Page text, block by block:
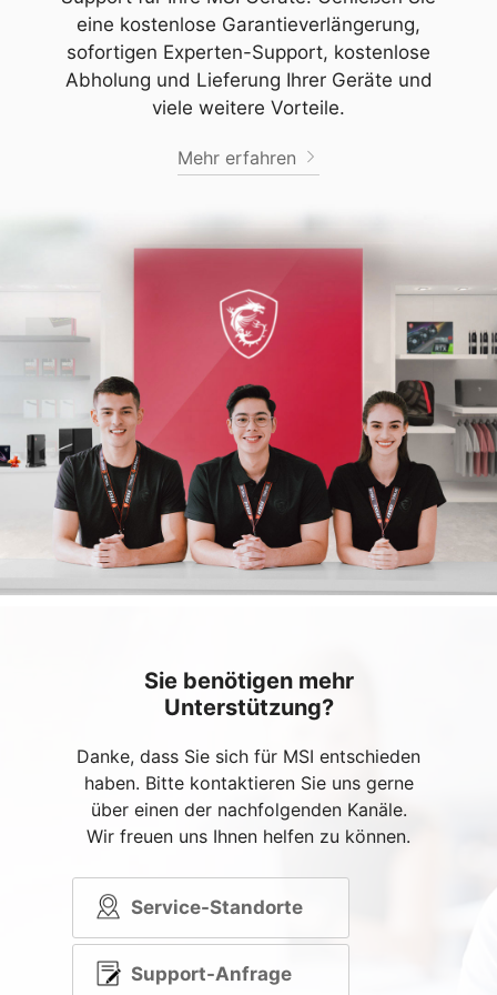
eine kostenlose Garantieverlängerung,
sofortigen Experten-Support, kostenlose
Abholung und Lieferung Ihrer Geräte und
viele weitere Vorteile.
Mehr erfahren
Sie benötigen mehr
Unterstützung?
Danke, dass Sie sich für MSI entschieden
haben. Bitte kontaktieren Sie uns gerne
über einen der nachfolgenden Kanäle.
Wir freuen uns Ihnen helfen zu können.
Service-Standorte
Support-Anfrage